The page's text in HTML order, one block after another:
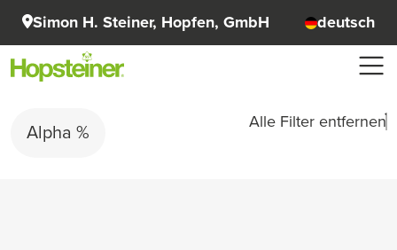
Simon H. Steiner, Hopfen, GmbH deutsch
Alpha %
Alle Filter entfernen